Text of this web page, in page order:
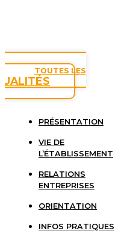
TOUTES LES
PRÉSENTATION
VIE DE
L’ÉTABLISSEMENT
RELATIONS
ENTREPRISES
ORIENTATION
INFOS PRATIQUES